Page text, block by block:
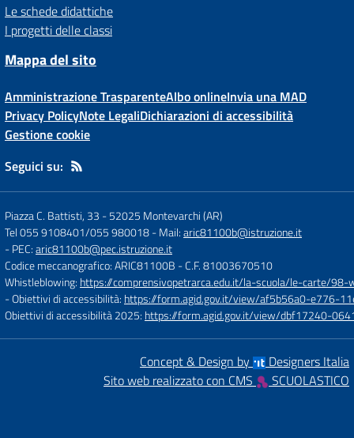
Le schede didattiche
I progetti delle classi
Mappa del sito
Amministrazione TrasparenteAlbo onlineInvia una MAD
Privacy PolicyNote LegaliDichiarazioni di accessibilità
Gestione cookie
Seguici su:
Piazza C. Battisti, 33 -52025 Montevarchi (AR)
Tel 055 9108401/055 980018- Mail:aric81100b@istruzione.it
- PEC:aric81100b@pec.istruzione.it
Codice meccanografico: ARIC81100B - C.F. 81003670510
Whistleblowing: https://comprensivopetrarca.edu.it/la-scuola/le-carte/98-
- Obiettivi di accessibilità: https://form.agid.gov.it/view/af5b56a0-e776-
Obiettivi di accessibilità 2025: https://form.agid.gov.it/view/dbf17240-
Concept & Design by
Designers Italia
Sito web realizzato con CMS
SCUOLASTICO